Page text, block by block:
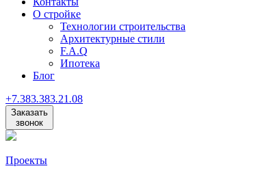
О стройке
Технологии строительства
Архитектурные стили
F.A.Q
Ипотека
Блог
+7.383.383.21.08
Заказать
звонок
Проекты